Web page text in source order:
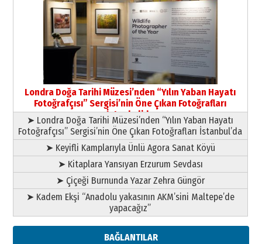
Londra Doğa Tarihi Müzesi’nden “Yılın Yaban Hayatı
Fotoğrafçısı” Sergisi’nin Öne Çıkan Fotoğrafları
İstanbul’da
➤ Londra Doğa Tarihi Müzesi’nden “Yılın Yaban Hayatı
Fotoğrafçısı” Sergisi’nin Öne Çıkan Fotoğrafları İstanbul’da
➤ Keyifli Kamplarıyla Ünlü Agora Sanat Köyü
➤ Kitaplara Yansıyan Erzurum Sevdası
➤ Çiçeği Burnunda Yazar Zehra Güngör
➤ Kadem Ekşi “Anadolu yakasının AKM’sini Maltepe’de
yapacağız”
BAĞLANTILAR